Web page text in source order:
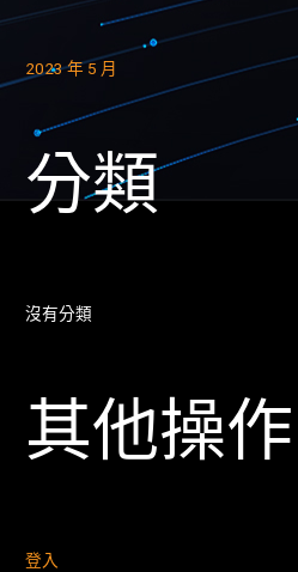
2023 年 5 月
分類
沒有分類
其他操作
登入